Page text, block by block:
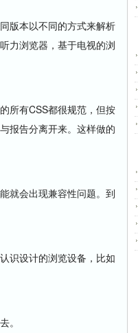
版本以不同的方式来解析
力浏览器，基于电视的浏
所有CSS都很规范，但按
报告分离开来。这样做的
就会出现兼容性问题。到
识设计的浏览设备，比如
。